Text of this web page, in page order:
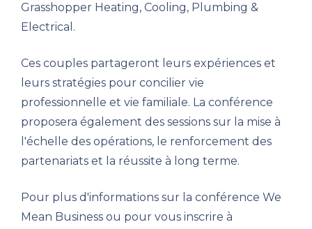
Grasshopper Heating, Cooling, Plumbing &
Electrical.
Ces couples partageront leurs expériences et
leurs stratégies pour concilier vie
professionnelle et vie familiale. La conférence
proposera également des sessions sur la mise à
l'échelle des opérations, le renforcement des
partenariats et la réussite à long terme.
Pour plus d'informations sur la conférence We
Mean Business ou pour vous inscrire à